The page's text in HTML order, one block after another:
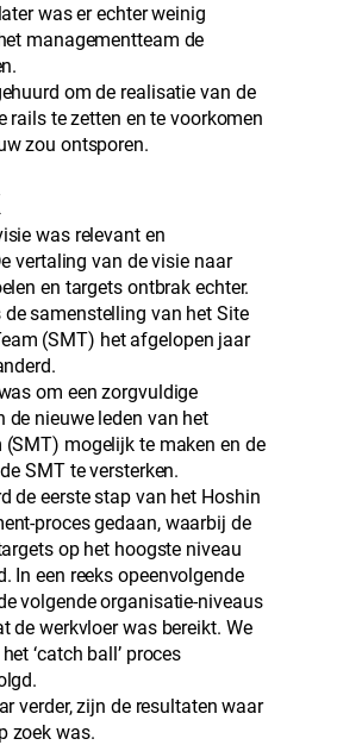
was er echter weinig
managementteam de
om de realisatie van de
rails te zetten en te voorkomen
zou ontsporen.
was relevant en
vertaling van de visie naar
en targets ontbrak echter.
de samenstelling van het Site
(SMT) het afgelopen jaar
om een ​​zorgvuldige
de nieuwe leden van het
(SMT) mogelijk te maken en de
SMT te versterken.
de eerste stap van het Hoshin
proces gedaan, waarbij de
op het hoogste niveau
In een reeks opeenvolgende
volgende organisatie-niveaus
de werkvloer was bereikt. We
‘catch ball’ proces
verder, zijn de resultaten waar
zoek was.